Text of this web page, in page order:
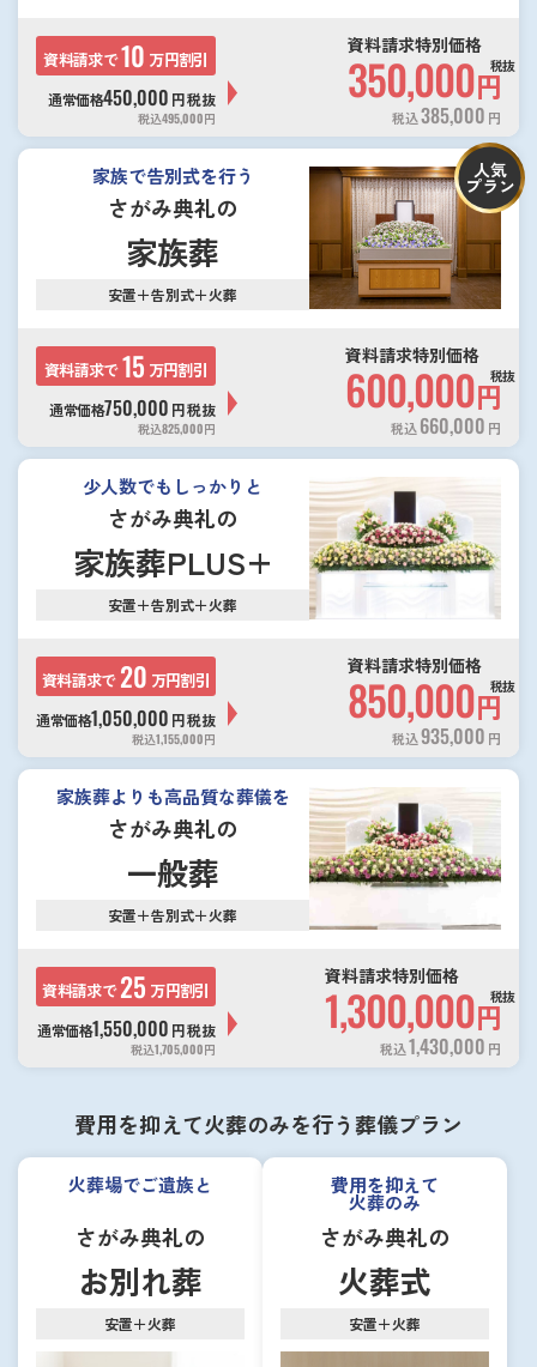
資料請求で10 万円割引
通常価格450,000 円税抜
税込495,000円
資料請求特別価格
350,000円
税抜
税込385,000 円
家族で告別式を行う
さがみ典礼の
家族葬
安置＋告別式＋火葬
人気
プラン
資料請求で15 万円割引
通常価格750,000 円税抜
税込825,000円
資料請求特別価格
600,000円
税抜
税込660,000 円
少人数でもしっかりと
さがみ典礼の
家族葬PLUS+
安置＋告別式＋火葬
資料請求で 20 万円割引
通常価格1,050,000 円税抜
税込1,155,000円
資料請求特別価格
850,000円
税抜
税込935,000 円
家族葬よりも高品質な葬儀を
さがみ典礼の
一般葬
安置＋告別式＋火葬
資料請求で 25 万円割引
通常価格1,550,000 円税抜
税込1,705,000円
資料請求特別価格
1,300,000円
税抜
税込1,430,000 円
費用を抑えて火葬のみを行う葬儀プラン
火葬場でご遺族と
さがみ典礼の
お別れ葬
安置＋火葬
費用を抑えて
火葬のみ
さがみ典礼の
火葬式
安置＋火葬